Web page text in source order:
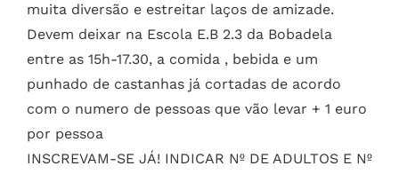
muita diversão e estreitar laços de amizade.
Devem deixar na Escola E.B 2.3 da Bobadela
entre as 15h-17.30, a comida , bebida e um
punhado de castanhas já cortadas de acordo
com o numero de pessoas que vão levar + 1 euro
por pessoa
INSCREVAM-SE JÁ! INDICAR Nº DE ADULTOS E Nº